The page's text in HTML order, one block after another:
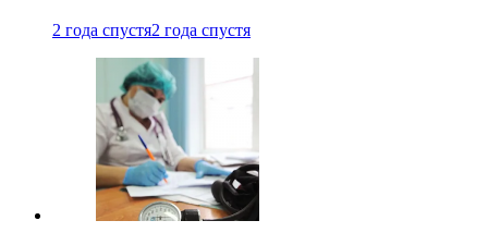
2 года спустя2 года спустя